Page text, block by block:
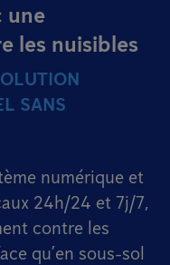
une
les nuisibles
SANS
numérique et
24h/24 et 7j/7,
contre les
qu’en sous-sol